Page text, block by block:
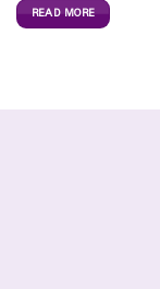
READ MORE